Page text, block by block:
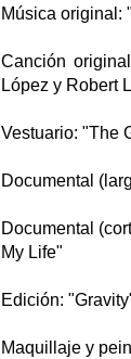
Música original:
Canción
López y Robert
Vestuario: "The
Documental
Documental
My Life"
Edición:
Maquillaje y